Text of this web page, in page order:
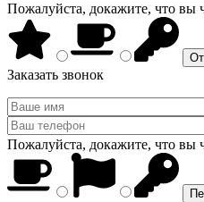
Пожалуйста, докажите, что вы
Заказать звонок
Пожалуйста, докажите, что вы